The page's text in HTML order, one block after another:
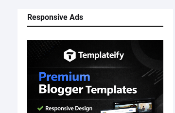
Responsive Ads